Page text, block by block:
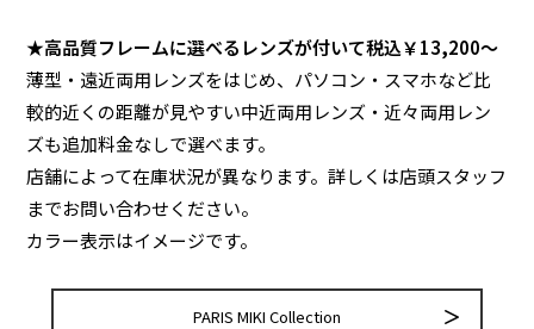
★高品質フレームに選べるレンズが付いて税込￥13,200～
薄型・遠近両用レンズをはじめ、パソコン・スマホなど比
較的近くの距離が見やすい中近両用レンズ・近々両用レン
ズも追加料金なしで選べます。
店舗によって在庫状況が異なります。詳しくは店頭スタッフ
までお問い合わせください。
カラー表示はイメージです。
PARIS MIKI Collection